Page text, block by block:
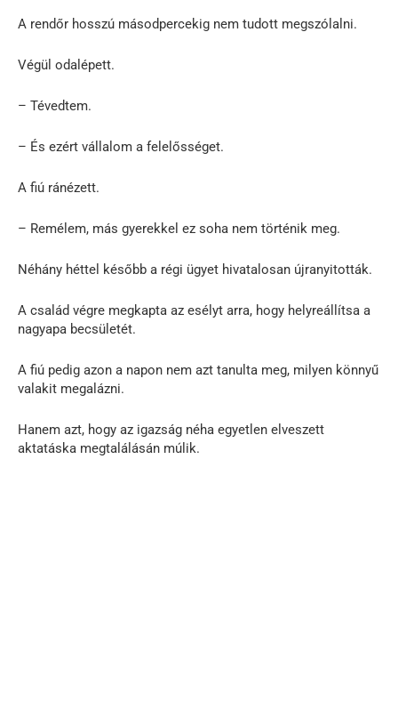
A rendőr hosszú másodpercekig nem tudott megszólalni.
Végül odalépett.
– Tévedtem.
– És ezért vállalom a felelősséget.
A fiú ránézett.
– Remélem, más gyerekkel ez soha nem történik meg.
Néhány héttel később a régi ügyet hivatalosan újranyitották.
A család végre megkapta az esélyt arra, hogy helyreállítsa a
nagyapa becsületét.
A fiú pedig azon a napon nem azt tanulta meg, milyen könnyű
valakit megalázni.
Hanem azt, hogy az igazság néha egyetlen elveszett
aktatáska megtalálásán múlik.